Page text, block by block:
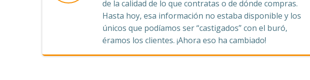
de la calidad de lo que contratas o de dónde compras.
Hasta hoy, esa información no estaba disponible y los
únicos que podíamos ser “castigados” con el buró,
éramos los clientes. ¡Ahora eso ha cambiado!